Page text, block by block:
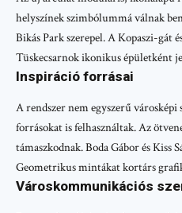
helyszínek szimbólummá válnak
Bikás Park szerepel. A Kopaszi-gát
Tüskecsarnok ikonikus épületként
Inspiráció forrásai
A rendszer nem egyszerű
forrásokat is felhasználtak. Az
támaszkodnak. Boda Gábor és Kiss
Geometrikus mintákat kortárs
Városkommunikációs